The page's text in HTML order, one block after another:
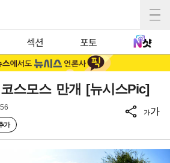
섹션 포토
스모스 만개 [뉴시스Pic]
가
가가